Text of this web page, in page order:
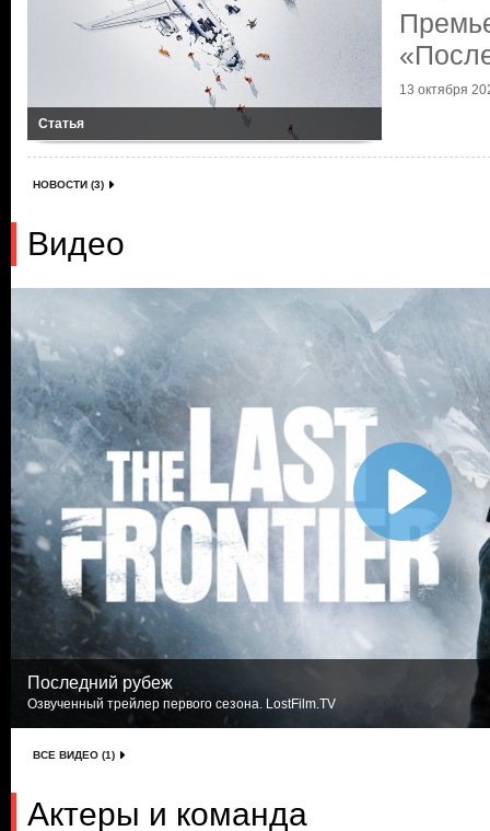
Статья
13 октября
НОВОСТИ (3)
Видео
Последний рубеж
Озвученный трейлер первого сезона. LostFilm.TV
ВСЕ ВИДЕО (1)
Актеры и команда